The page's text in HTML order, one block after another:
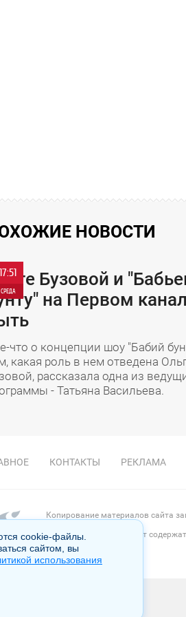
НОВОСТИ
17:51
СРЕДА
Бузовой и
на Первом
что о концепции шоу "Бабий
какая роль в нем отведена
рассказала одна из
- Татьяна Васильева.
КОНТАКТЫ РЕКЛАМА
Копирование материалов сайта
Настоящий ресурс может
cookie-файлы.
сайтом, вы
использования